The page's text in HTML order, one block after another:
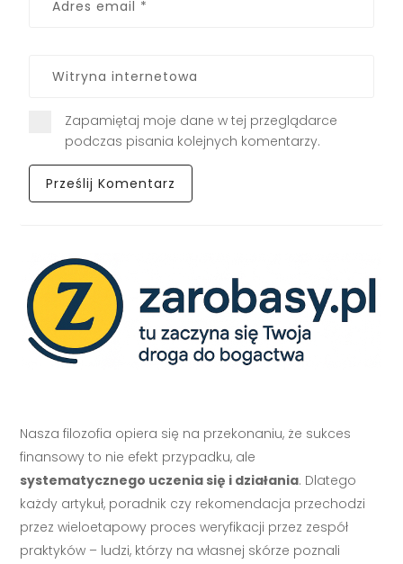
Zapamiętaj moje dane w tej przeglądarce
podczas pisania kolejnych komentarzy.
Nasza filozofia opiera się na przekonaniu, że sukces
finansowy to nie efekt przypadku, ale
systematycznego uczenia się i działania. Dlatego
każdy artykuł, poradnik czy rekomendacja przechodzi
przez wieloetapowy proces weryfikacji przez zespół
praktyków – ludzi, którzy na własnej skórze poznali